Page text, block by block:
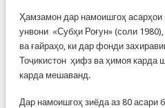
Ҳамзамон дар намоишгоҳ асарҳои
унвони «Субҳи Роғун» (соли
ва ғайраҳо, ки дар фонди
Тоҷикистон ҳифз ва ҳимоя карда
карда мешаванд.
Дар намоишгоҳ зиёда аз 80 асари